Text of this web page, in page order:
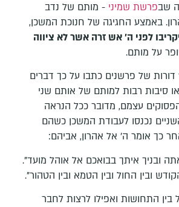
שבפרשת שמיני - מותם של נדב
באמצע החגיגה של חנוכת המשכן,
לפני ה' אש זרה אשר לא ציווה
על מותם.
של פרשנים כתבו על כך דברים
סיבות רבות למותם של אותם שני
עצמם, מדובר ככל הנראה
נכנסו לעבודת המשכן כשהם
אחר כך אומר ה' אל אהרון, אביהם:
ובניך איתך בבואכם אל אוהל מועד".
ובין החול ובין הטמא ובין הטהור".
התחושות ואפילו לרצות לחבר